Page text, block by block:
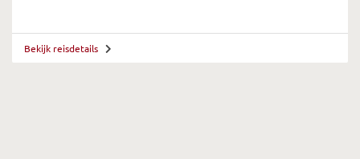
Bekijk reisdetails